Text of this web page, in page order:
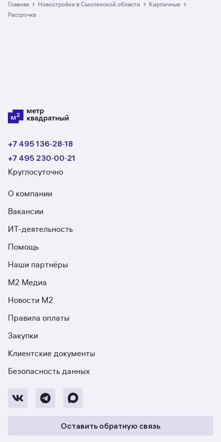
в Смоленской области: в разделе размещено
20 ЖК. Гарантия сделки: вернём полную
Главная › Новостройки в Смоленской области › кирпичные ›
рассрочка
+7 495 136‑28‑18
+7 495 230‑00‑21
Круглосуточно
О компании
Вакансии
ИТ-деятельность
Помощь
Наши партнёры
М2 Медиа
Новости М2
Правила оплаты
Закупки
Клиентские документы
Безопасность данных
Оставить обратную связь